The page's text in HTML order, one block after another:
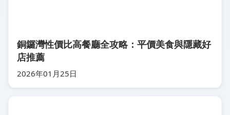
銅鑼灣性價比高餐廳全攻略：平價美食與隱藏好
店推薦
2026年01月25日